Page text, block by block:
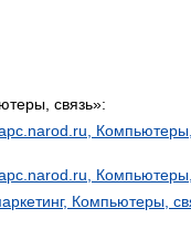
связь»:
Компьютеры,